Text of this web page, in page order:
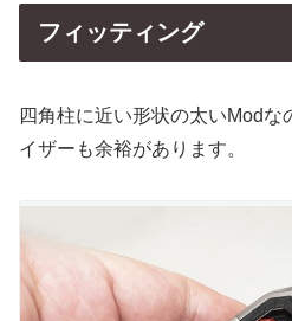
フィッティング
四角柱に近い形状の太いMod
イザーも余裕があります。